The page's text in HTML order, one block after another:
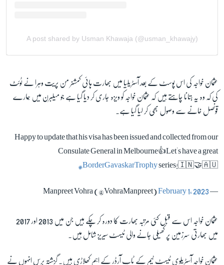
عثمان خواجہ کی اس پوسٹ کے بعد آسٹریلیا میں بھارت ہائی کمشنر من پریت وہرا نے ٹوئٹ
کی کہ وہ یہ بتانا چاہتے ہیں کہ عثمان خواجہ کو ویزہ جاری کر دیا گیا ہے جو میلبرن میں ہمارے
قونصل خانے سے وصول بھی کر لیا گیا ہے۔
Happy to update that his visa has been issued and collected from our
Consulate General in Melbourne👍Let's have a great
#BorderGavaskarTrophyseries!🇮🇳🤝🇦🇺
— Manpreet Vohra (@VohraManpreet)
February 1, 2023
عثمان خواجہ اس سے قبل کئی مرتبہ بھارت کا دورہ کر چکے ہیں جن میں 2013 اور 2017
میں بھارتی سرزمین پر کھیلی جانے والی ٹیسٹ سیریز شامل ہیں۔
عثمان خواجہ آسٹریلوی ٹیسٹ ٹیم کے ٹاپ آرڈر کے اہم کھلاڑی ہیں۔ گزشتہ برس انہوں نے